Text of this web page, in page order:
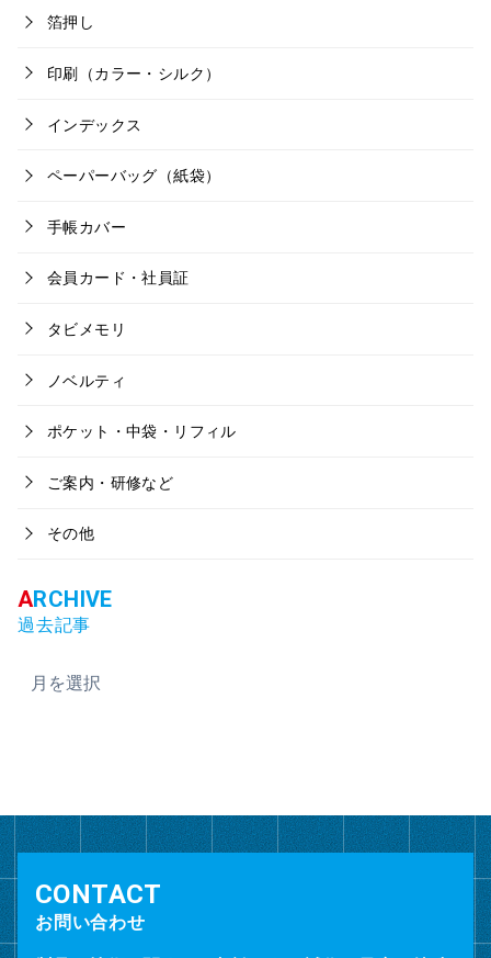
箔押し
印刷（カラー・シルク）
インデックス
ペーパーバッグ（紙袋）
手帳カバー
会員カード・社員証
タビメモリ
ノベルティ
ポケット・中袋・リフィル
ご案内・研修など
その他
過去記事
ー
お問い合わせ